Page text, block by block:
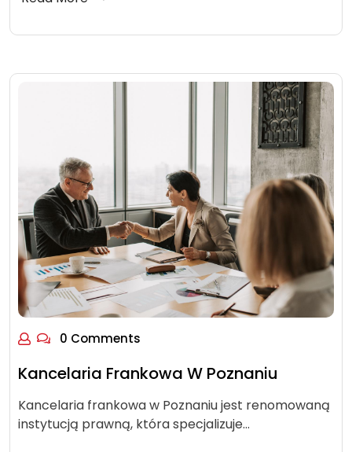
0 Comments
Kancelaria Frankowa W Poznaniu
Kancelaria frankowa w Poznaniu jest renomowaną
instytucją prawną, która specjalizuje…